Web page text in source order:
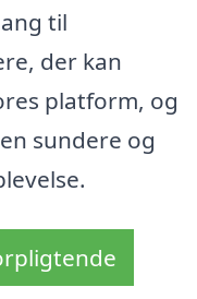
til
der kan
platform, og
sundere og